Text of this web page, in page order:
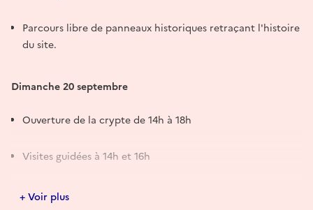
Parcours libre de panneaux historiques retraçant l'histoire
du site.
Dimanche 20 septembre
Ouverture de la crypte de 14h à 18h
Visites guidées à 14h et 16h
Parcours libre de panneaux historiques
+ Voir plus